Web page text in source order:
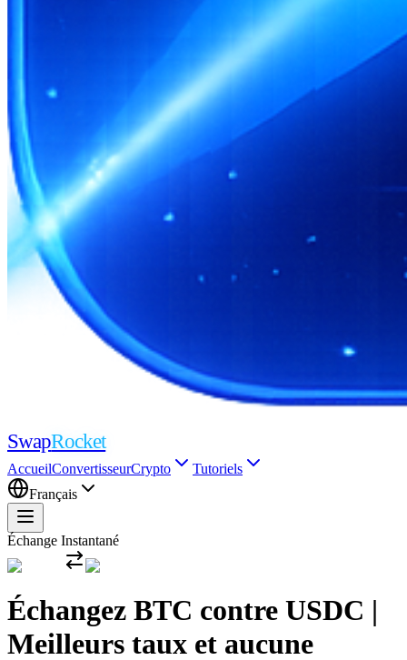
SwapRocket
AccueilConvertisseurCrypto
Tutoriels
Français
Échange Instantané
Échangez BTC contre USDC |
Meilleurs taux et aucune